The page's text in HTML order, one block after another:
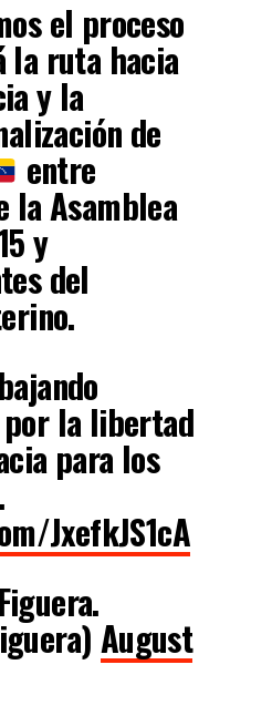
el proceso
la ruta hacia
y la
de
entre
la Asamblea
y
del
la libertad
para los
JxefkJS1cA
August